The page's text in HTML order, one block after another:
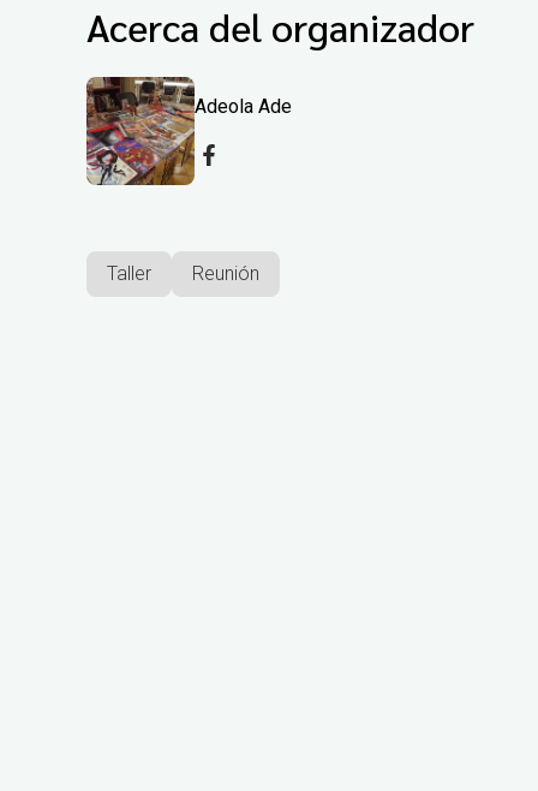
Acerca del organizador
Adeola Ade
Taller Reunión